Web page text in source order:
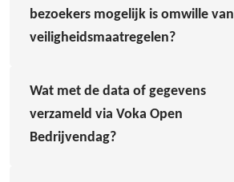
bezoekers mogelijk is omwille van
veiligheidsmaatregelen?
Wat met de data of gegevens
verzameld via Voka Open
Bedrijvendag?